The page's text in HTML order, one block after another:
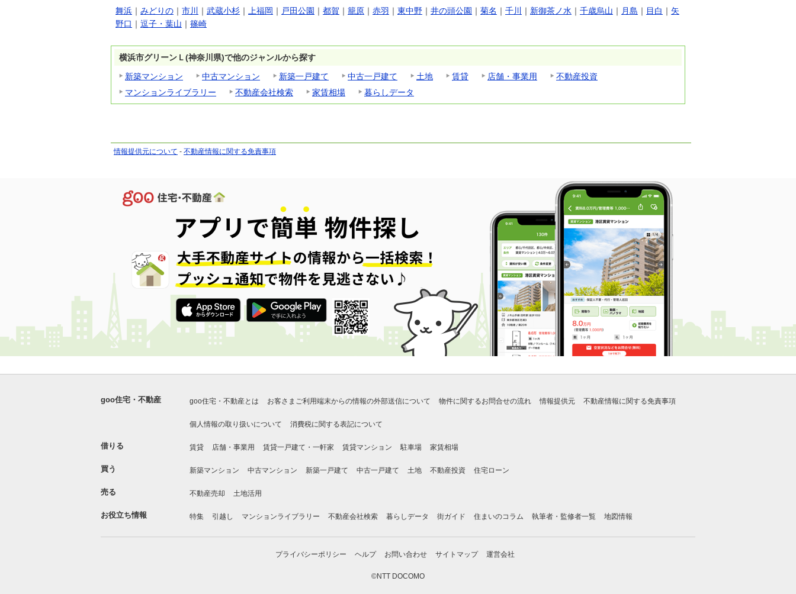
舞浜 ｜ みどりの ｜ 市川 ｜ 武蔵小杉 ｜ 上福岡 ｜ 戸田公園 ｜ 都賀 ｜ 籠原 ｜ 赤羽 ｜ 東中野 ｜ 井の頭公園 ｜ 菊名 ｜ 千川 ｜ 新御茶ノ水 ｜ 千歳烏山 ｜ 月島 ｜ 目白 ｜ 矢
野口 ｜ 逗子・葉山 ｜ 篠崎
横浜市グリーンＬ(神奈川県)で他のジャンルから探す
新築マンション
中古マンション 新築一戸建て 中古一戸建て 土地 賃貸 店舗・事業用
不動産投資
マンションライブラリー
不動産会社検索 家賃相場 暮らしデータ
情報提供元について - 不動産情報に関する免責事項
goo住宅・不動産 goo住宅・不動産とは お客さまご利用端末からの情報の外部送信について 物件に関するお問合せの流れ 情報提供元 不動産情報に関する免責事項
個人情報の取り扱いについて 消費税に関する表記について
借りる 賃貸 店舗・事業用 賃貸一戸建て・一軒家 賃貸マンション 駐車場 家賃相場
買う 新築マンション 中古マンション 新築一戸建て 中古一戸建て 土地 不動産投資 住宅ローン
売る 不動産売却 土地活用
お役立ち情報 特集 引越し マンションライブラリー 不動産会社検索 暮らしデータ 街ガイド 住まいのコラム 執筆者・監修者一覧 地図情報
プライバシーポリシー ヘルプ お問い合わせ サイトマップ 運営会社
©NTT DOCOMO